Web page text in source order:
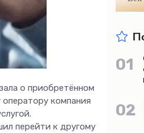
о приобретённом
компания
перейти к другому
01
02